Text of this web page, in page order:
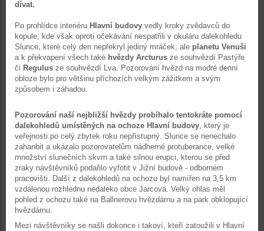
dívat.
Po prohlídce interiéru Hlavní budovy vedly kroky zvědavců do
kopule, kde však oproti očekávání nespatřili v okuláru dalekohledu
Slunce, které celý den nepřekryl jediný mráček, ale planetu Venuši
a k překvapení všech také hvězdy Arcturus ze souhvězdí Pastýře
či Regulus ze souhvězdí Lva. Pozorování hvězd na modré denní
obloze bylo pro většinu příchozích velkým zážitkem a svým
způsobem i záhadou.
Pozorování naší nejbližší hvězdy probíhalo tentokráte pomocí
dalekohledů umístěných na ochoze Hlavní budovy, který je
veřejnosti po celý zbytek roku nepřístupný. Slunce se nenechalo
zahanbit a ukázalo pozorovatelům nádherné protuberance, velké
množství slunečních skvrn a také silnou erupci, kterou se před
zraky návštěvníků podařilo vyfotit v Jižní budově - odborném
pracovišti. Další z dalekohledů na ochozu byl namířen na 3,5 km
vzdálenou rozhlednu nedaleko obce Jarcová. Velký ohlas měl
pohled z ochozu také na Ballnerovu hvězdárnu a na park obklopující
hvězdárnu.
Mezi návštěvníky se našli dokonce i takoví, kteří zatoužili v Hlavní